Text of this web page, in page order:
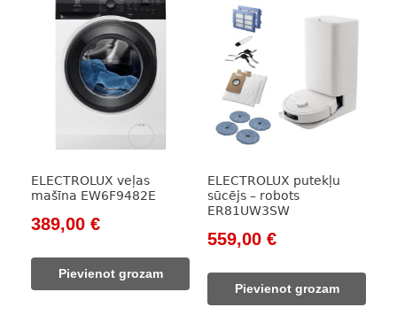
ELECTROLUX veļas
mašīna EW6F9482E
Original
was:
524,00 €.
389,00 €Current
Pievienot grozam
ELECTROLUX putekļu
sūcējs – robots
ER81UW3SW
Original
was:
726,00 €.
559,00 €Current
Pievienot grozam